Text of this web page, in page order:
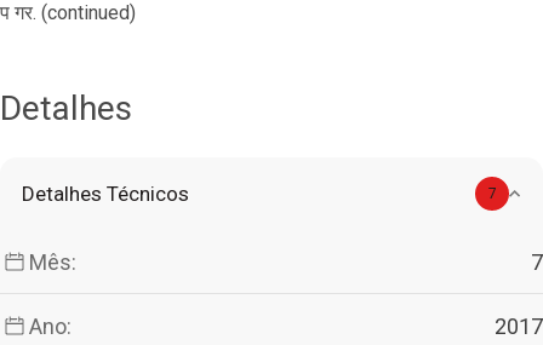
प गर. (continued)
Detalhes
Detalhes Técnicos 7
Mês: 7
Ano: 2017